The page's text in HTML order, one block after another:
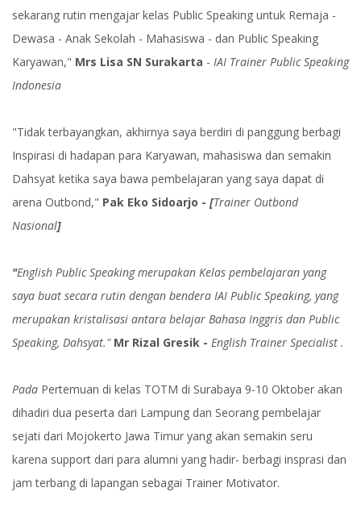
sekarang rutin mengajar kelas Public Speaking untuk Remaja -
Dewasa - Anak Sekolah - Mahasiswa - dan Public Speaking
Karyawan," Mrs Lisa SN Surakarta - IAI Trainer Public Speaking
Indonesia
"Tidak terbayangkan, akhirnya saya berdiri di panggung berbagi
Inspirasi di hadapan para Karyawan, mahasiswa dan semakin
Dahsyat ketika saya bawa pembelajaran yang saya dapat di
arena Outbond," Pak Eko Sidoarjo - [Trainer Outbond
Nasional]
"English Public Speaking merupakan Kelas pembelajaran yang
saya buat secara rutin dengan bendera IAI Public Speaking, yang
merupakan kristalisasi antara belajar Bahasa Inggris dan Public
Speaking, Dahsyat." Mr Rizal Gresik - English Trainer Specialist .
Pada Pertemuan di kelas TOTM di Surabaya 9-10 Oktober akan
dihadiri dua peserta dari Lampung dan Seorang pembelajar
sejati dari Mojokerto Jawa Timur yang akan semakin seru
karena support dari para alumni yang hadir- berbagi insprasi dan
jam terbang di lapangan sebagai Trainer Motivator.